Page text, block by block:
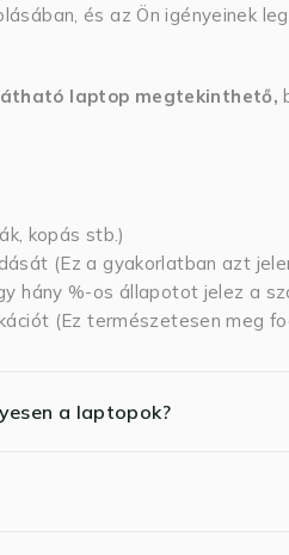
és az Ön igényeinek
laptop megtekinthető,
kopás stb.)
(Ez a gyakorlatban azt
hány %-os állapotot jelez a
(Ez természetesen meg
a laptopok?